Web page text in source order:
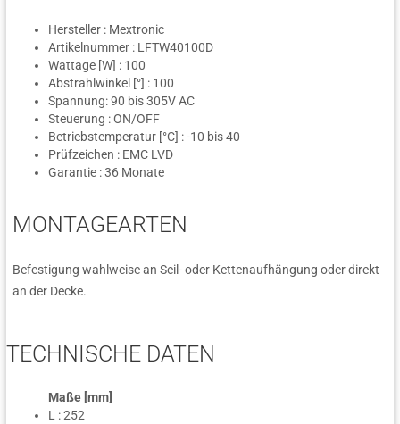
Hersteller : Mextronic
Artikelnummer : LFTW40100D
Wattage [W] : 100
Abstrahlwinkel [°] : 100
Spannung: 90 bis 305V AC
Steuerung : ON/OFF
Betriebstemperatur [°C] : -10 bis 40
Prüfzeichen : EMC LVD
Garantie : 36 Monate
MONTAGEARTEN
Befestigung wahlweise an Seil- oder Kettenaufhängung oder direkt
an der Decke.
TECHNISCHE DATEN
Maße [mm]
L : 252